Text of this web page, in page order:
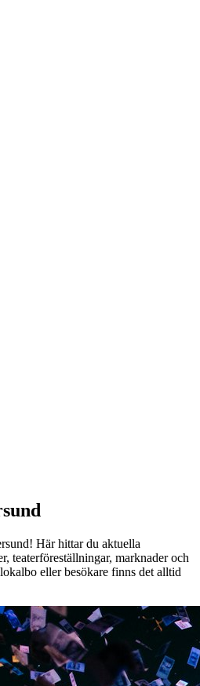
Här hittar du aktuella
teaterföreställningar, marknader och
eller besökare finns det alltid